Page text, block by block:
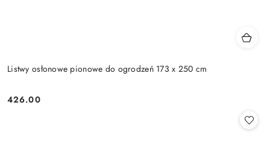
Listwy osłonowe pionowe do ogrodzeń 173 x 250 cm
Cena:
426.00